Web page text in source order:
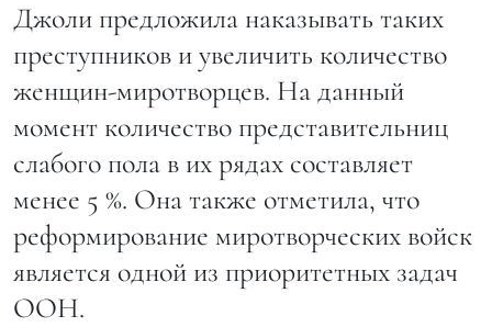
Джоли предложила наказывать таких
преступников и увеличить количество
женщин-миротворцев. На данный
момент количество представительниц
слабого пола в их рядах составляет
менее 5 %. Она также отметила, что
реформирование миротворческих войск
является одной из приоритетных задач
ООН.